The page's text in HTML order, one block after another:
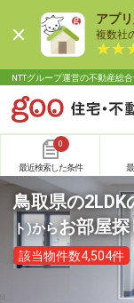
アプ
複数社
NTTグループ運営の不動産総
0
最近検索した条件
鳥取県の2LDK
ト)からお部屋探
該当物件数4,504件